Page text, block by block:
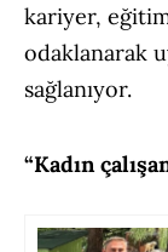
kariyer,
odaklanarak
sağlanıyor.
“Kadın